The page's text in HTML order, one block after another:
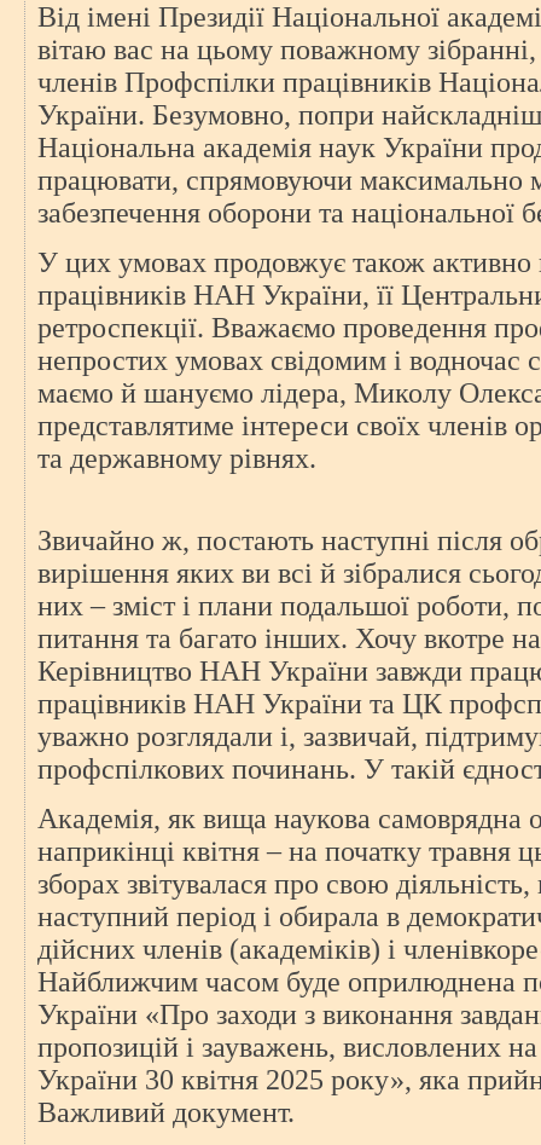
Від імені Президії Національної
вітаю вас на цьому поважному
членів Профспілки працівників
України. Безумовно, попри
Національна академія наук України
працювати, спрямовуючи максимально
забезпечення оборони та національної
У цих умовах продовжує також
працівників НАН України, її
ретроспекції. Вважаємо проведення
непростих умовах свідомим і водночас
маємо й шануємо лідера, Миколу
представлятиме інтереси своїх членів
та державному рівнях.
Звичайно ж, постають наступні після
вирішення яких ви всі й зібралися
них – зміст і плани подальшої роботи,
питання та багато інших. Хочу вкотре
Керівництво НАН України завжди
працівників НАН України та ЦК
уважно розглядали і, зазвичай,
профспілкових починань. У такій
Академія, як вища наукова самоврядна
наприкінці квітня – на початку травня
зборах звітувалася про свою
наступний період і обирала в
дійсних членів (академіків) і
Найближчим часом буде оприлюднена
України «Про заходи з виконання
пропозицій і зауважень, висловлених
України 30 квітня 2025 року», яка
Важливий документ.